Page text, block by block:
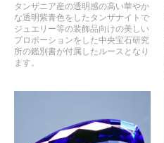
タンザニア産の透明感の高い華やか
な透明紫青色をしたタンザナイトで
ジュエリー等の装飾品向けの美しい
プロポーションをした中央宝石研究
所の鑑別書が付属したルースとなり
ます。